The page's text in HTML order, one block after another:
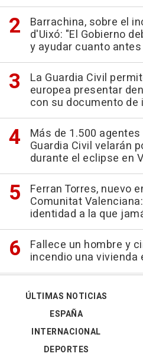
Barrachina, sobre el
d'Uixó: "El Gobierno
y ayudar cuanto
La Guardia Civil
europea presentar
con su documento de
Más de 1.500
Guardia Civil velarán
durante el eclipse en
Ferran Torres, nuevo
Comunitat
identidad a la que
Fallece un hombre y
incendio una vivienda
ÚLTIMAS NOTICIAS
ESPAÑA
INTERNACIONAL
DEPORTES